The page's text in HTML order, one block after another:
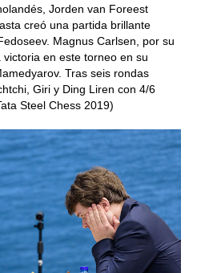
Jorden van Foreest
creó una partida brillante
Magnus Carlsen, por su
en este torneo en su
Tras seis rondas
Giri y Ding Liren con 4/6
Steel Chess 2019)